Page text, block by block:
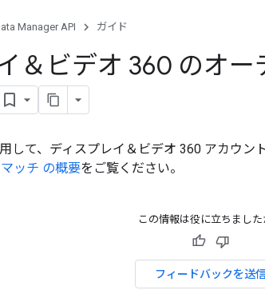
Manager API ガイド
＆ビデオ 360 のオー
して、ディスプレイ＆ビデオ 360 アカウ
ッチ の概要をご覧ください。
この情報は役に立ちました
フィードバックを送信